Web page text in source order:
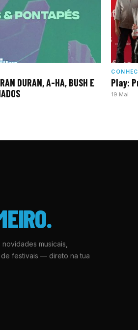
DURAN, A-HA, BUSH E
Play:
19 Mai
musicais,
festivais — direto na tua